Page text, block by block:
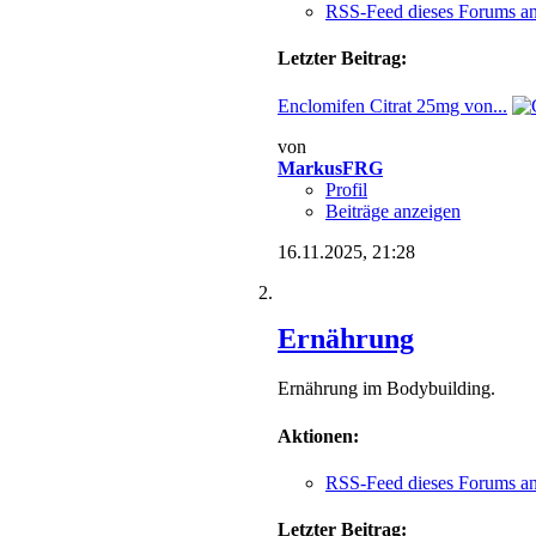
RSS-Feed dieses Forums
Letzter Beitrag:
Enclomifen Citrat 25mg von...
von
MarkusFRG
Profil
Beiträge anzeigen
16.11.2025, 21:28
Ernährung
Ernährung im Bodybuilding.
Aktionen:
RSS-Feed dieses Forums
Letzter Beitrag: